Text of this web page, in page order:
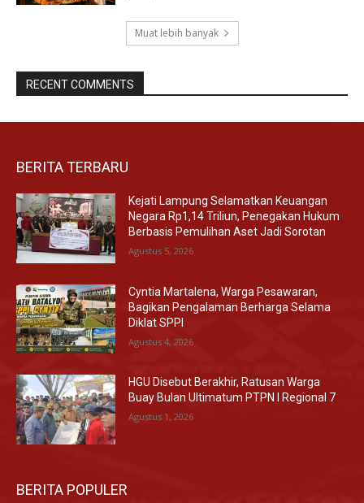
Muat lebih banyak
RECENT COMMENTS
BERITA TERBARU
Kejati Lampung Selamatkan Keuangan
Negara Rp1,14 Triliun, Penegakan Hukum
Berbasis Pemulihan Aset Jadi Sorotan
Agustus 5, 2026
Cyntia Martalena, Warga Pesawaran,
Bagikan Pengalaman Berharga Selama
Diklat SPPI
Agustus 4, 2026
HGU Disebut Berakhir, Ratusan Warga
Buay Bulan Ultimatum PTPN I Regional 7
Agustus 1, 2026
BERITA POPULER